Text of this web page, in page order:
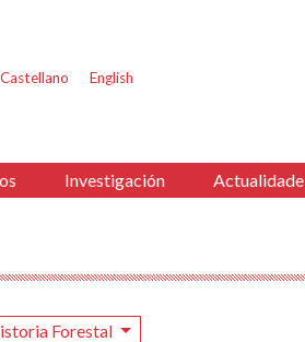
Castellano English
Investigación Actualidade
Forestal